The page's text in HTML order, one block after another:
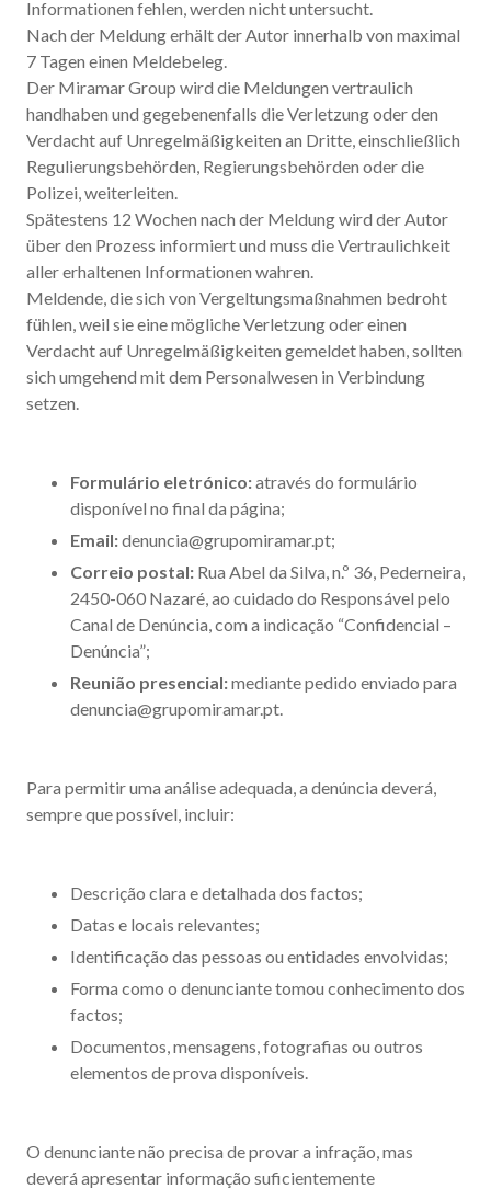
Informationen fehlen, werden nicht untersucht.
Nach der Meldung erhält der Autor innerhalb von maximal
7 Tagen einen Meldebeleg.
Der Miramar Group wird die Meldungen vertraulich
handhaben und gegebenenfalls die Verletzung oder den
Verdacht auf Unregelmäßigkeiten an Dritte, einschließlich
Regulierungsbehörden, Regierungsbehörden oder die
Polizei, weiterleiten.
Spätestens 12 Wochen nach der Meldung wird der Autor
über den Prozess informiert und muss die Vertraulichkeit
aller erhaltenen Informationen wahren.
Meldende, die sich von Vergeltungsmaßnahmen bedroht
fühlen, weil sie eine mögliche Verletzung oder einen
Verdacht auf Unregelmäßigkeiten gemeldet haben, sollten
sich umgehend mit dem Personalwesen in Verbindung
setzen.
Formulário eletrónico:através do formulário
disponível no final da página;
Email:denuncia@grupomiramar.pt;
Correio postal: Rua Abel da Silva, n.º 36, Pederneira,
2450-060 Nazaré, ao cuidado do Responsável pelo
Canal de Denúncia, com a indicação “Confidencial –
Denúncia”;
Reunião presencial:mediante pedido enviado para
denuncia@grupomiramar.pt.
Para permitir uma análise adequada, a denúncia deverá,
sempre que possível, incluir:
Descrição clara e detalhada dos factos;
Datas e locais relevantes;
Identificação das pessoas ou entidades envolvidas;
Forma como o denunciante tomou conhecimento dos
factos;
Documentos, mensagens, fotografias ou outros
elementos de prova disponíveis.
O denunciante não precisa de provar a infração, mas
deverá apresentar informação suficientemente